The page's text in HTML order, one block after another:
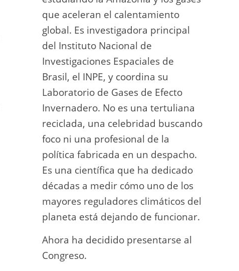
que aceleran el calentamiento
global. Es investigadora principal
del Instituto Nacional de
Investigaciones Espaciales de
Brasil, el INPE, y coordina su
Laboratorio de Gases de Efecto
Invernadero. No es una tertuliana
reciclada, una celebridad buscando
foco ni una profesional de la
política fabricada en un despacho.
Es una científica que ha dedicado
décadas a medir cómo uno de los
mayores reguladores climáticos del
planeta está dejando de funcionar.
Ahora ha decidido presentarse al
Congreso.